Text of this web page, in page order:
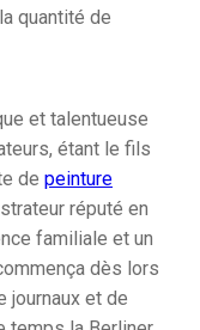
quantité de
et talentueuse
étant le fils
de peinture
réputé en
familiale et un
dès lors
journaux et de